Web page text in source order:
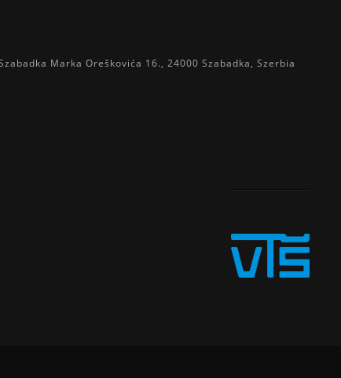
Marka Oreškovića 16., 24000 Szabadka, Szerbia